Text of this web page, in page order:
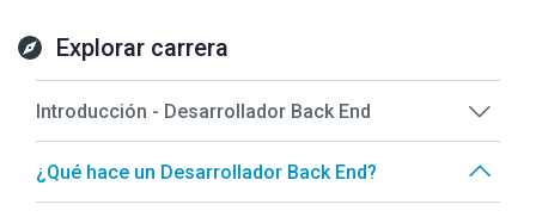
Explorar carrera
Introducción - Desarrollador Back End
¿Qué hace un Desarrollador Back End?